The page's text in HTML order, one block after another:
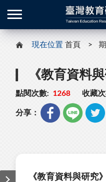
現在位置 首頁
《教育資料
點閱次數: 1268 收藏
分享：
《教育資料與研究